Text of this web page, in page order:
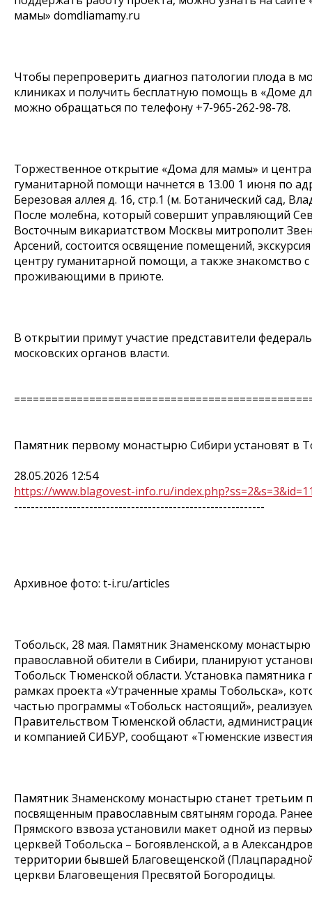
мамы» domdliamamy.ru
Чтобы перепроверить диагноз патологии плода в
клиниках и получить бесплатную помощь в «Доме
можно обращаться по телефону +7-965-262-98-78.
Торжественное открытие «Дома для мамы» и центра
гуманитарной помощи начнется в 13.00 1 июня по
Березовая аллея д. 16, стр.1 (м. Ботанический сад,
После молебна, который совершит управляющий
Восточным викариатством Москвы митрополит
Арсений, состоится освящение помещений,
центру гуманитарной помощи, а также знакомство
проживающими в приюте.
В открытии примут участие представители
московских органов власти.
Памятник первому монастырю Сибири установят в
28.05.2026 12:54
https://www.blagovest-info.ru/
------------------------------------------------------------
Архивное фото: t-i.ru/articles
Тобольск, 28 мая. Памятник Знаменскому
православной обители в Сибири, планируют
Тобольск Тюменской области. Установка памятника
рамках проекта «Утраченные храмы Тобольска»,
частью программы «Тобольск настоящий»,
Правительством Тюменской области,
и компанией СИБУР, сообщают «Тюменские
Памятник Знаменскому монастырю станет третьим
посвященным православным святыням города.
Прямского взвоза установили макет одной из
церквей Тобольска – Богоявленской, а в
территории бывшей Благовещенской
церкви Благовещения Пресвятой Богородицы.